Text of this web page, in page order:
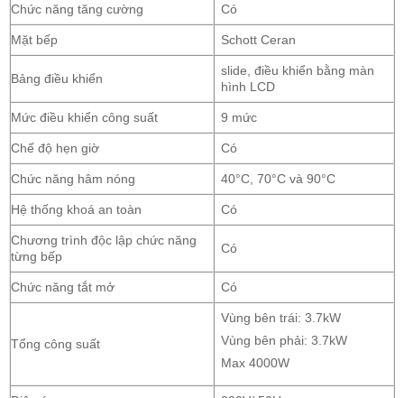
Chức năng tăng cường Có
Mặt bếp Schott Ceran
Bảng điều khiển
slide, điều khiển bằng màn
hình LCD
Mức điều khiển công suất 9 mức
Chế độ hẹn giờ Có
Chức năng hâm nóng 40°C, 70°C và 90°C
Hệ thống khoá an toàn Có
Chương trình độc lập chức năng
từng bếp
Có
Chức năng tắt mở Có
Tổng công suất
Vùng bên trái: 3.7kW
Vùng bên phải: 3.7kW
Max 4000W